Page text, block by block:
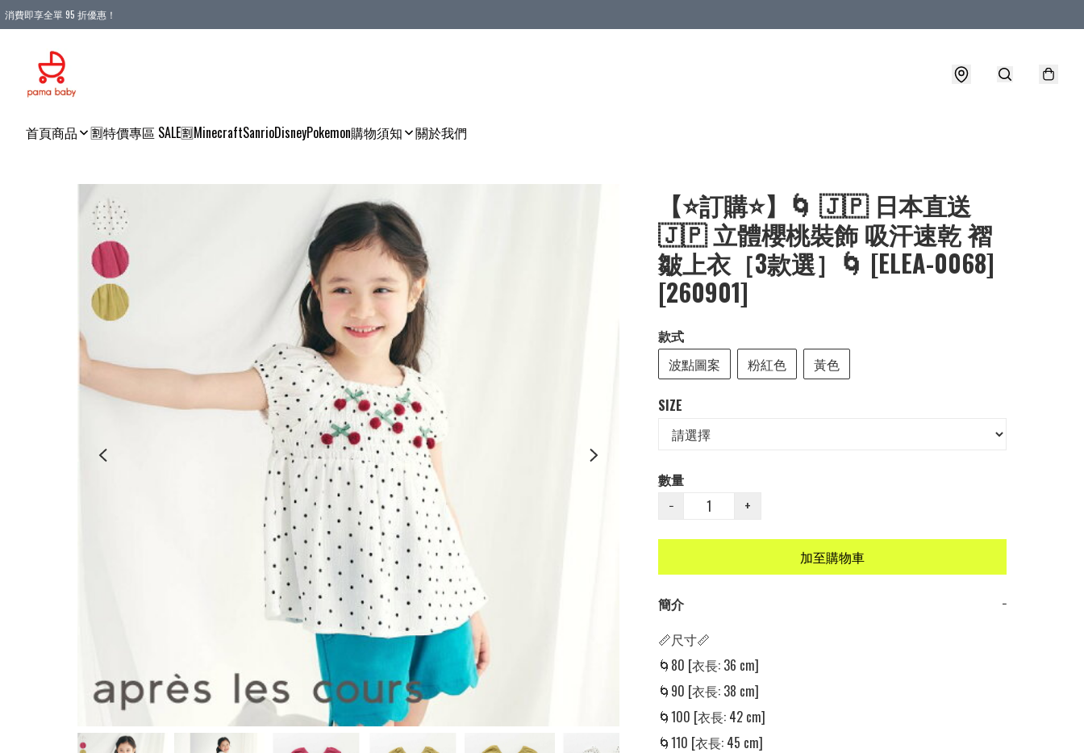
消費即享全單 95 折優惠！
首頁商品 🈹特價專區 SALE🈹MinecraftSanrioDisneyPokemon購物須知 關於我們
【⭐訂購⭐】🌀 🇯🇵 日本直送
🇯🇵 立體櫻桃裝飾 吸汗速乾 褶
皺上衣［3款選］🌀 [ELEA-0068]
[260901]
款式
波點圖案
粉紅色 黃色
SIZE
數量
−
+
加至購物車
簡介
−
📏尺寸📏
🌀80 [衣長: 36 cm]
🌀90 [衣長: 38 cm]
🌀100 [衣長: 42 cm]
🌀110 [衣長: 45 cm]